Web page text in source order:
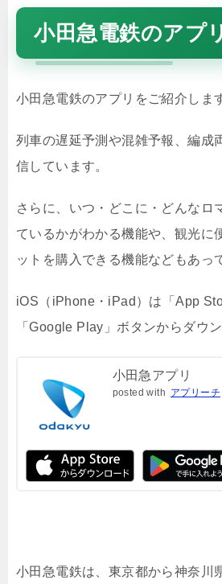
小田急電鉄のアプ
小田急電鉄のアプリをご紹介しま
列車の遅延予測や混雑予報、編成
信しています。
さらに、いつ・どこに・どんなロ
ているかがわかる機能や、観光に
ットを購入できる機能などもあっ
iOS（iPhone・iPad）は「App
「Google Play」ボタンからダウ
小田急アプリ
posted with アプリーチ
小田急電鉄は、東京都から神奈川